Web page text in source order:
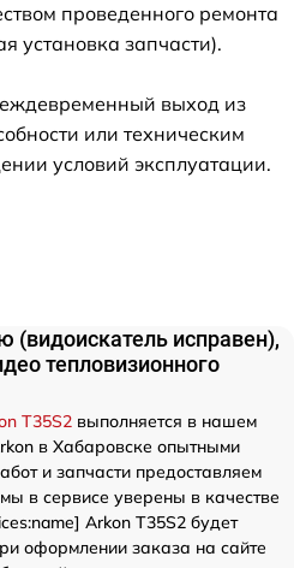
проведенного ремонта
установка запчасти).
выход из
или техническим
условий эксплуатации.
(видоискатель исправен),
тепловизионного
T35S2 выполняется в нашем
в Хабаровске опытными
и запчасти предоставляем
в сервисе уверены в качестве
Arkon T35S2 будет
оформлении заказа на сайте